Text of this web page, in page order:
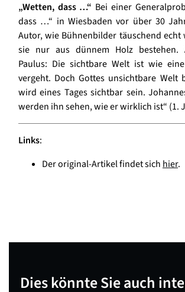
„Wetten, dass …“ Bei einer
dass …“ in Wiesbaden vor über 30
Autor, wie Bühnenbilder täuschend
sie nur aus dünnem Holz bestehen.
Paulus: Die sichtbare Welt ist wie
vergeht. Doch Gottes unsichtbare Welt
wird eines Tages sichtbar sein.
werden ihn sehen, wie er wirklich ist“ (1.
Links:
Der original-Artikel findet sichhier.
Dies könnte Sie auch